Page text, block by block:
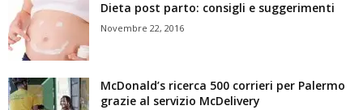
Dieta post parto: consigli e suggerimenti
Novembre 22, 2016
McDonald’s ricerca 500 corrieri per Palermo
grazie al servizio McDelivery